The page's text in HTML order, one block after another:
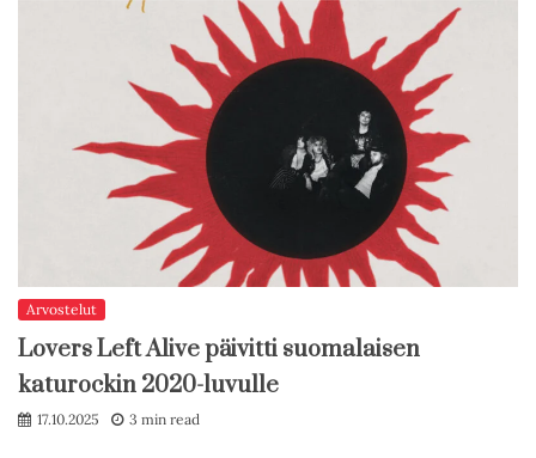
Arvostelut
Lovers Left Alive päivitti suomalaisen
katurockin 2020-luvulle
17.10.2025 3 min read